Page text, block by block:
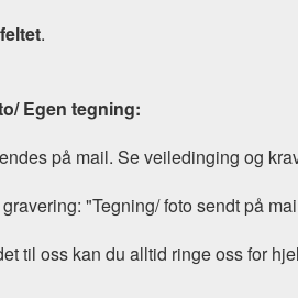
.
Egen tegning:
på mail. Se veiledinging og
"Tegning/ foto sendt på
til oss kan du alltid ringe oss for